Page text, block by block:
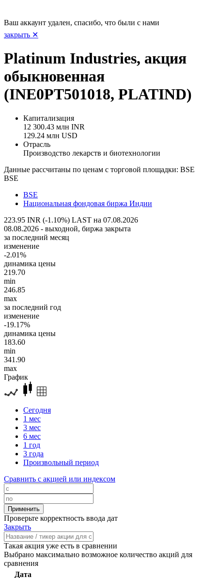
Ваш аккаунт удален, спасибо, что были с нами
закрыть ✕
Platinum Industries, акция
обыкновенная
(INE0PT501018, PLATIND)
Капитализация
12 300.43 млн INR
129.24 млн USD
Отрасль
Производство лекарств и биотехнологии
Данные рассчитаны по ценам с торговой площадки: BSE
BSE
BSE
Национальная фондовая биржа Индии
223.95 INR (-1.10%) LAST на 07.08.2026
08.08.2026 - выходной, биржа закрыта
за последний месяц
изменение
-2.01%
динамика цены
219.70
min
246.85
max
за последний год
изменение
-19.17%
динамика цены
183.60
min
341.90
max
График
Сегодня
1 мес
3 мес
6 мес
1 год
3 года
Произвольный период
Сравнить с акцией или индексом
Проверьте корректность ввода дат
Закрыть
Такая акция уже есть в сравнении
Выбрано максимально возможное количество акций для
сравнения
Дата